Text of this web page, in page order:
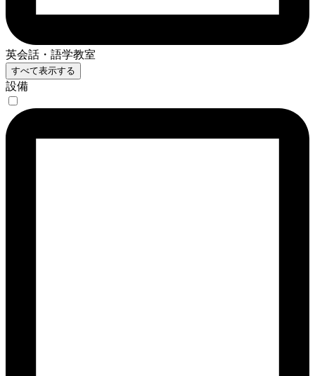
英会話・語学教室
すべて表示する
設備